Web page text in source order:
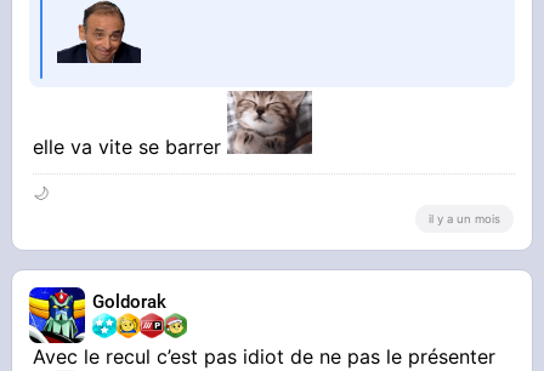
elle va vite se barrer
🌙
il y a un mois
Goldorak
Avec le recul c’est pas idiot de ne pas le présenter